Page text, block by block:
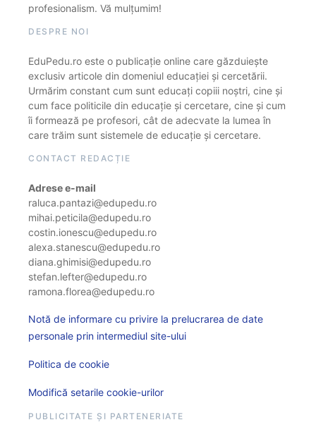
profesionalism. Vă mulțumim!
DESPRE NOI
EduPedu.ro este o publicație online care găzduiește
exclusiv articole din domeniul educației și cercetării.
Urmărim constant cum sunt educați copiii noștri, cine și
cum face politicile din educație și cercetare, cine și cum
îi formează pe profesori, cât de adecvate la lumea în
care trăim sunt sistemele de educație și cercetare.
CONTACT REDACȚIE
Adrese e-mail
raluca.pantazi@edupedu.ro
mihai.peticila@edupedu.ro
costin.ionescu@edupedu.ro
alexa.stanescu@edupedu.ro
diana.ghimisi@edupedu.ro
stefan.lefter@edupedu.ro
ramona.florea@edupedu.ro
Notă de informare cu privire la prelucrarea de date
personale prin intermediul site-ului
Politica de cookie
Modifică setarile cookie-urilor
PUBLICITATE ȘI PARTENERIATE